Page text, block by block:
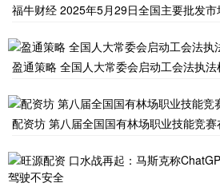
福牛财经 2025年5月29日全国主要批发
盈通策略 全国人大常委会启动工会法执法
配资坊 第八届全国国有林场职业技能竞